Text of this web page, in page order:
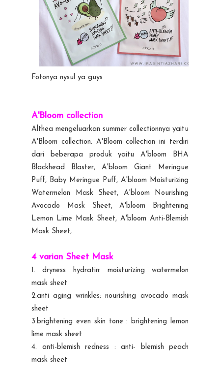
Fotonya nysul ya guys
A'Bloom collection
Althea mengeluarkan summer collectionnya yaitu
A'Bloom collection. A'Bloom collection ini terdiri
dari beberapa produk yaitu A'bloom BHA
Blackhead Blaster, A'bloom Giant Meringue
Puff, Baby Meringue Puff, A'bloom Moisturizing
Watermelon Mask Sheet, A'bloom Nourishing
Avocado Mask Sheet, A'bloom Brightening
Lemon Lime Mask Sheet, A'bloom Anti-Blemish
Mask Sheet,
4 varian Sheet Mask
1. dryness hydratin: moisturizing watermelon
mask sheet
2.anti aging wrinkles: nourishing avocado mask
sheet
3.brightening even skin tone : brightening lemon
lime mask sheet
4. anti-blemish redness : anti- blemish peach
mask sheet